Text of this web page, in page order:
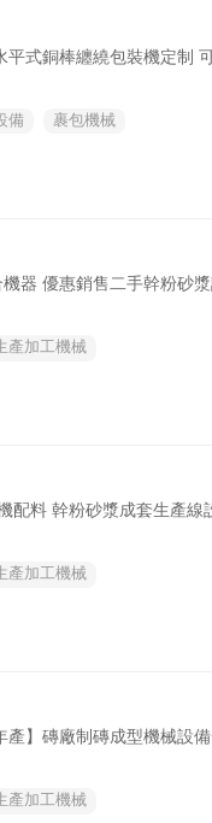
式銅棒纏繞包裝機定制
備
裹包機械
器 優惠銷售二手幹粉砂
產加工機械
配料 幹粉砂漿成套生產線
產加工機械
產】磚廠制磚成型機械設
產加工機械